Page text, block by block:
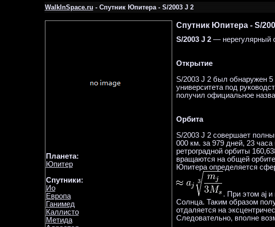
WalkInSpace.ru- Спутник Юпитера - S/2003 J 2
Планета:
Юпитер
Спутники:
Ио
Европа
Ганимед
Каллисто
Метида
Спутник Юпитера - S/
S/2003 J 2— нерегулярный
Открытие
S/2003 J 2 был обнаружен 5
университета под
получил официальное
Орбита
S/2003 J 2 совершает
000 км. за 979 дней, 23
ретроградной орбиты
вращаются на общей
Юпитера определяется
. При этом aj
Солнца. Таким образом
отдаляется на
Следовательно, вполне